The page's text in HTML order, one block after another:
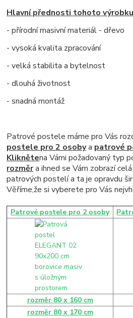
Hlavní přednosti tohoto
- přírodní masivní materiál - dřevo
- vysoká kvalita zpracování
- velká stabilita a bytelnost
- dlouhá životnost
- snadná montáž
Patrové postele máme pro Vás
postele pro 2 osobya patrové
Kliknětena Vámi požadovaný typ
rozměra ihned se Vám zobrazí celá
patrových postelí a ta je opravdu
Věříme,že si vyberete pro Vás
Patrové postele pro 2 osoby
rozměr 80 x 160 cm
rozměr 80 x 170 cm